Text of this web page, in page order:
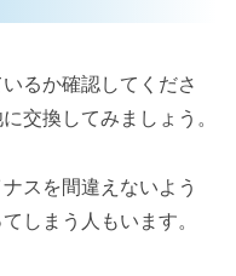
るか確認してくださ
交換してみましょう。
スを間違えないよう
しまう人もいます。